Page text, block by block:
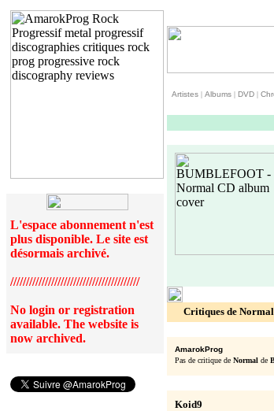
L'espace abonnement n'est
plus disponible. Le site est
désormais archivé.
/////////////////////////////////////////
No login or registration
available. The website is
now archived.
Artistes | Albums | DVD |
Critiques de Normal
AmarokProg
Pas de critique de Normal de
Koid9